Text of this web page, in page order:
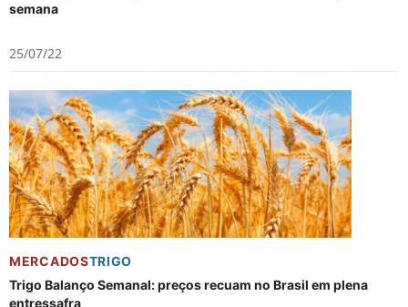
semana
25/07/22
MERCADOSTRIGO
Trigo Balanço Semanal: preços recuam no Brasil em plena
entressafra